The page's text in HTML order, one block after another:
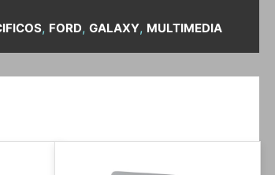
, FORD, GALAXY, MULTIMEDIA